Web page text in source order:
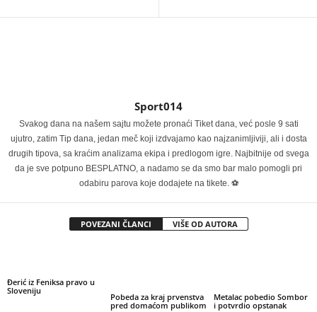
Sport014
Svakog dana na našem sajtu možete pronaći Tiket dana, već posle 9 sati
ujutro, zatim Tip dana, jedan meč koji izdvajamo kao najzanimljiviji, ali i dosta
drugih tipova, sa kraćim analizama ekipa i predlogom igre. Najbitnije od svega
da je sve potpuno BESPLATNO, a nadamo se da smo bar malo pomogli pri
odabiru parova koje dodajete na tikete. ⚽
POVEZANI ČLANCI VIŠE OD AUTORA
Đerić iz Feniksa pravo u
Sloveniju
Pobeda za kraj prvenstva
pred domaćom publikom
Metalac pobedio Sombor
i potvrdio opstanak